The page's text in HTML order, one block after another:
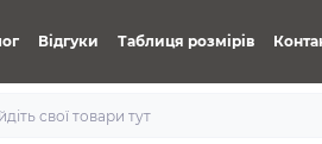
Відгуки Таблиця розмірів